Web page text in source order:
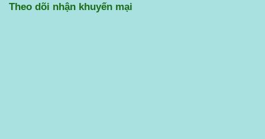
Theo dõi nhận khuyến mại